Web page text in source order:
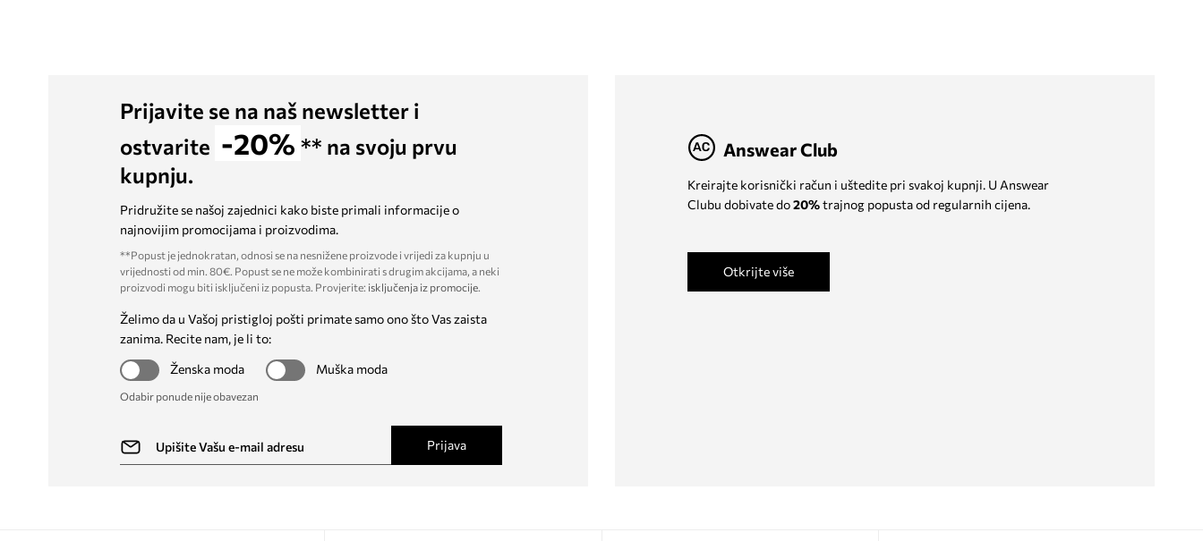
Prijavite se na naš newsletter i
ostvarite -20% ** na svoju prvu
kupnju.
Pridružite se našoj zajednici kako biste primali informacije o
najnovijim promocijama i proizvodima.
**Popust je jednokratan, odnosi se na nesnižene proizvode i vrijedi za kupnju u
vrijednosti od min. 80€. Popust se ne može kombinirati s drugim akcijama, a neki
proizvodi mogu biti isključeni iz popusta. Provjerite: isključenja iz promocije.
Želimo da u Vašoj pristigloj pošti primate samo ono što Vas zaista
zanima. Recite nam, je li to:
Ženska moda
Muška moda
Odabir ponude nije obavezan
Prijava
Answear Club
Kreirajte korisnički račun i uštedite pri svakoj kupnji. U Answear
Clubu dobivate do20%trajnog popusta od regularnih cijena.
Otkrijte više